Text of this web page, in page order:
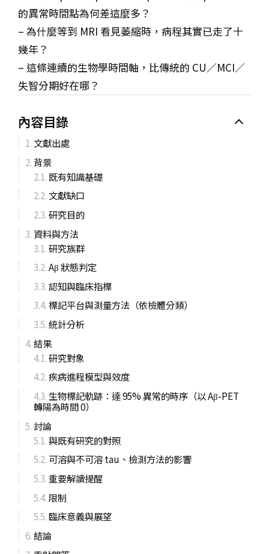
的異常時間點為何差這麼多？
– 為什麼等到 MRI 看見萎縮時，病程其實已走了十
幾年？
– 這條連續的生物學時間軸，比傳統的 CU／MCI／
失智分期好在哪？
內容目錄
文獻出處
背景
既有知識基礎
文獻缺口
研究目的
資料與方法
研究族群
Aβ 狀態判定
認知與臨床指標
標記平台與測量方法（依檢體分類）
統計分析
結果
研究對象
疾病進程模型與效度
生物標記軌跡：達 95% 異常的時序（以 Aβ-PET
轉陽為時間 0）
討論
與既有研究的對照
可溶與不可溶 tau、檢測方法的影響
重要解讀提醒
限制
臨床意義與展望
結論